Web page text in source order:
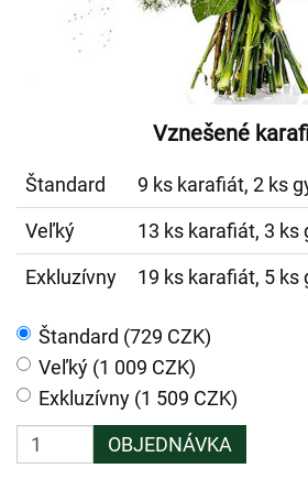
Vznešené
Štandard
9 ks karafiát, 2 ks
Veľký
13 ks karafiát, 3 ks
Exkluzívny
19 ks karafiát, 5 ks
Štandard (729 CZK)
Veľký (1 009 CZK)
Exkluzívny (1 509 CZK)
OBJEDNÁVKA